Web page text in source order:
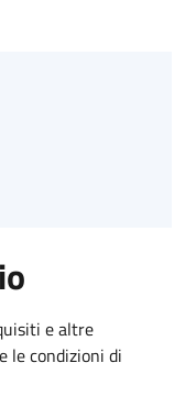
e altre
le condizioni di